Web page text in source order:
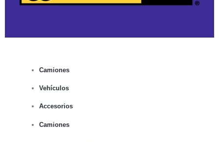
Camiones
Vehículos
Accesorios
Camiones